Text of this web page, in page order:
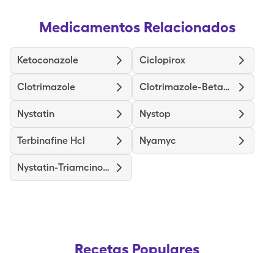
Medicamentos Relacionados
Ketoconazole Ciclopirox
Clotrimazole Clotrimazole-Betamethasone
Nystatin Nystop
Terbinafine Hcl Nyamyc
Nystatin-Triamcinolone
Recetas Populares